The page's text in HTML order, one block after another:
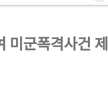
미군폭격사건 제